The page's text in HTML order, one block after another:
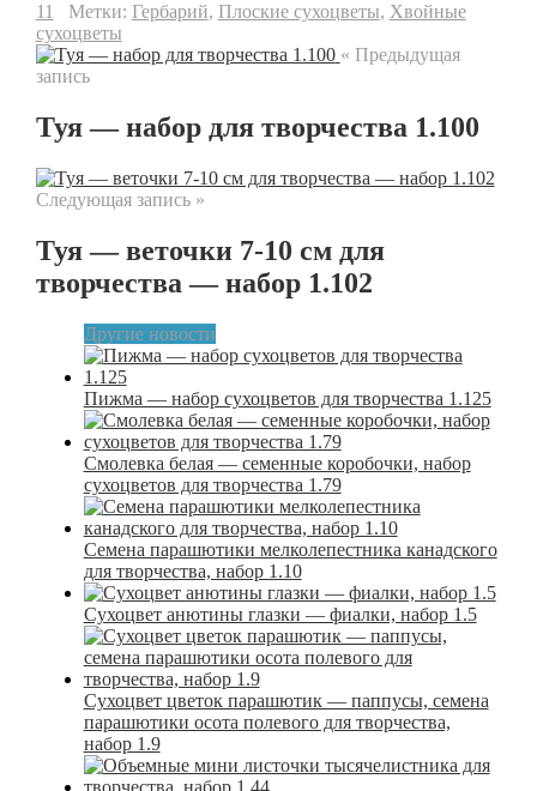
11 Метки: Гербарий, Плоские сухоцветы, Хвойные
сухоцветы
« Предыдущая
запись
Туя — набор для творчества 1.100
Следующая запись »
Туя — веточки 7-10 см для
творчества — набор 1.102
Другие новости
Пижма — набор сухоцветов для творчества 1.125
Смолевка белая — семенные коробочки, набор
сухоцветов для творчества 1.79
Семена парашютики мелколепестника канадского
для творчества, набор 1.10
Сухоцвет анютины глазки — фиалки, набор 1.5
Сухоцвет цветок парашютик — паппусы, семена
парашютики осота полевого для творчества,
набор 1.9